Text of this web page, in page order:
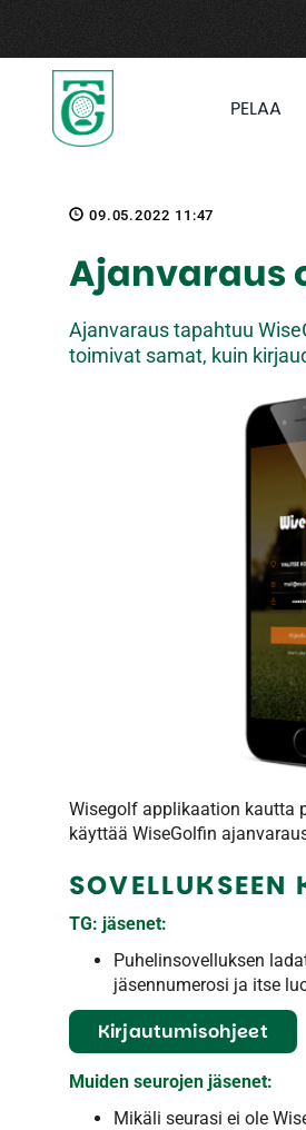
PELAA
09.05.2022 11:47
Ajanvaraus
Ajanvaraus tapahtuu
toimivat samat, kuin
Wisegolf applikaation kautta
käyttää WiseGolfin
TG: jäsenet:
Puhelinsovelluksen
jäsennumerosi ja itse
Kirjautumisohjeet
Muiden seurojen jäsenet:
Mikäli seurasi ei ole